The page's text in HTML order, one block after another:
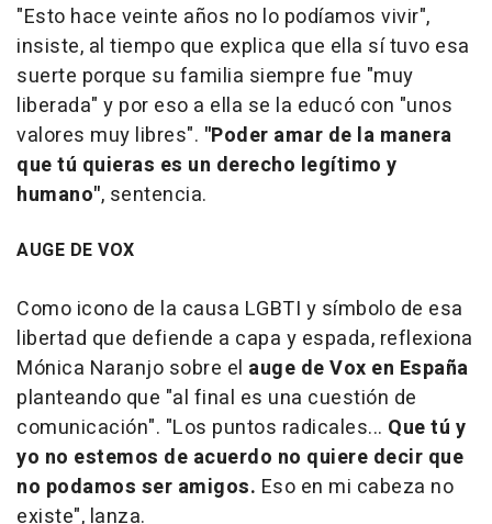
"Esto hace veinte años no lo podíamos vivir",
insiste, al tiempo que explica que ella sí tuvo esa
suerte porque su familia siempre fue "muy
liberada" y por eso a ella se la educó con "unos
valores muy libres". "Poder amar de la manera
que tú quieras es un derecho legítimo y
humano", sentencia.
AUGE DE VOX
Como icono de la causa LGBTI y símbolo de esa
libertad que defiende a capa y espada, reflexiona
Mónica Naranjo sobre el auge de Vox en España
planteando que "al final es una cuestión de
comunicación". "Los puntos radicales... Que tú y
yo no estemos de acuerdo no quiere decir que
no podamos ser amigos. Eso en mi cabeza no
existe", lanza.